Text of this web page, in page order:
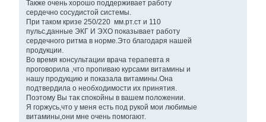
Также очень хорошо поддерживает работу
сердечно сосудистой системы.
При таком кризе 250/220 мм.рт.ст и 110
пульс,данные ЭКГ И ЭХО показывает работу
сердечного ритма в норме.Это благодаря нашей
продукции.
Во время консультации врача терапевта я
проговорила ,что пропиваю курсами витамины и
нашу продукцию и показала витамины.Она
подтвердила о необходимости их принятия.
Поэтому Вы так спокойны в вашем положении.
Я горжусь,что у меня есть под рукой мои любимые
витамины,они мне очень помогают.